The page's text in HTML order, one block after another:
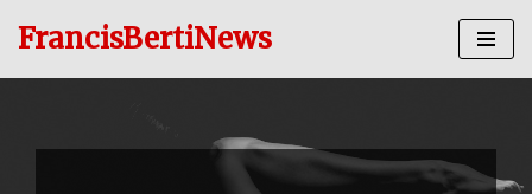
FrancisBertiNews